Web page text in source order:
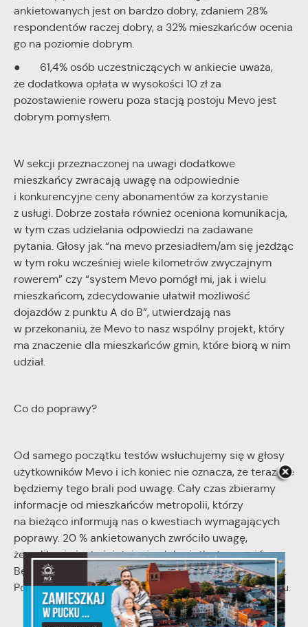
ankietowanych jest on bardzo dobry, zdaniem 28%
respondentów raczej dobry, a 32% mieszkańców ocenia
go na poziomie dobrym.
● 61,4% osób uczestniczących w ankiecie uważa,
że dodatkowa opłata w wysokości 10 zł za
pozostawienie roweru poza stacją postoju Mevo jest
dobrym pomysłem.
W sekcji przeznaczonej na uwagi dodatkowe
mieszkańcy zwracają uwagę na odpowiednie
i konkurencyjne ceny abonamentów za korzystanie
z usługi. Dobrze została również oceniona komunikacja,
w tym czas udzielania odpowiedzi na zadawane
pytania. Głosy jak “na mevo przesiadłem/am się jeżdżąc
w tym roku wcześniej wiele kilometrów zwyczajnym
rowerem” czy “system Mevo pomógł mi, jak i wielu
mieszkańcom, zdecydowanie ułatwił możliwość
dojazdów z punktu A do B”, utwierdzają nas
w przekonaniu, że Mevo to nasz wspólny projekt, który
ma znaczenie dla mieszkańców gmin, które biorą w nim
udział.
Co do poprawy?
Od samego początku testów wsłuchujemy się w głosy
użytkowników Mevo i ich koniec nie oznacza, że teraz nie
będziemy tego brali pod uwagę. Cały czas zbieramy
informacje od mieszkańców metropolii, którzy
na bieżąco informują nas o kwestiach wymagających
poprawy. 20 % ankietowanych zwróciło uwagę,
że aplikacja jest nieintuicyjna lub ciężko to ocenić.
Będziemy się więc przyglądać możliwym ulepszeniom.
Podobnie w każdym innym aspekcie działania systemu.